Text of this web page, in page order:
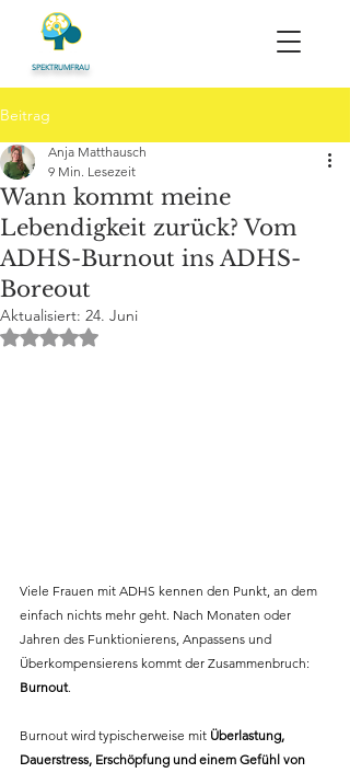
SPEKTRUMFRAU
Beitrag
Wann kommt meine
Lebendigkeit zurück? Vom
ADHS-Burnout ins ADHS-
Boreout
Anja Matthausch
9 Min. Lesezeit
Aktualisiert: 24. Juni
Mit NaN von 5 Sternen bewertet.
Viele Frauen mit ADHS kennen den Punkt, an dem
einfach nichts mehr geht. Nach Monaten oder
Jahren des Funktionierens, Anpassens und
Überkompensierens kommt der Zusammenbruch:
Burnout.
Burnout wird typischerweise mit Überlastung,
Dauerstress, Erschöpfung und einem Gefühl von